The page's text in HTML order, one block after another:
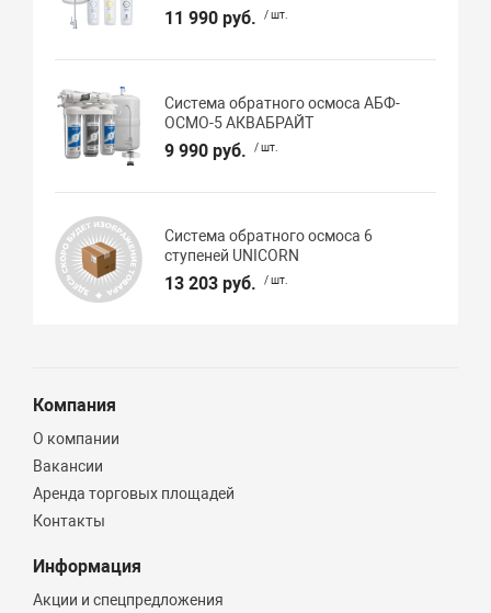
11 990 руб. / шт.
Система обратного осмоса АБФ-
ОСМО-5 АКВАБРАЙТ
9 990 руб. / шт.
Система обратного осмоса 6
ступеней UNICORN
13 203 руб. / шт.
Компания
О компании
Вакансии
Аренда торговых площадей
Контакты
Информация
Акции и спецпредложения